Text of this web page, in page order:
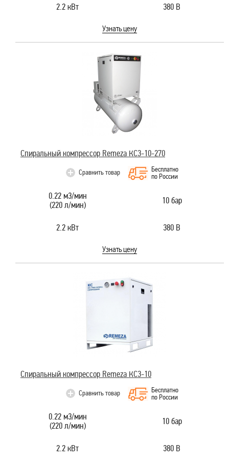
2.2 кВт 380 В
Узнать цену
Спиральный компрессор Remeza КС3-10-270
Сравнить товар
Бесплатно
по России
0.22 м3/мин
(220 л/мин)
10 бар
2.2 кВт 380 В
Узнать цену
Спиральный компрессор Remeza КС3-10
Сравнить товар
Бесплатно
по России
0.22 м3/мин
(220 л/мин)
10 бар
2.2 кВт 380 В